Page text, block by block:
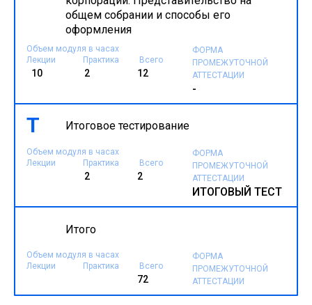
общем собрании и способы его
оформления
Объем модуля в часах
Лекции
Практика Всего
10 2 12
ФОРМА
ПРОМЕЖУТОЧНОЙ
АТТЕСТАЦИИ
-
Т Итоговое тестирование
Объем модуля в часах
Лекции
Практика Всего
2 2
ФОРМА
ПРОМЕЖУТОЧНОЙ
АТТЕСТАЦИИ
ИТОГОВЫЙ ТЕСТ
Итого
Объем модуля в часах
Лекции
Практика Всего
72
ФОРМА
ПРОМЕЖУТОЧНОЙ
АТТЕСТАЦИИ